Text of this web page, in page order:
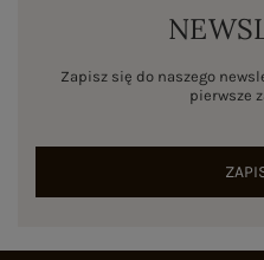
Zapisz się do naszego
pierwsze